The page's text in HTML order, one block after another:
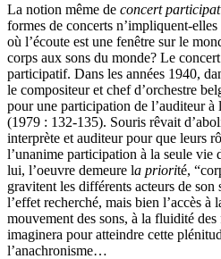
La notion même de concert
formes de concerts n’impliquent-
où l’écoute est une fenêtre sur le
corps aux sons du monde? Le
participatif. Dans les années 1940,
le compositeur et chef d’orchestre
pour une participation de l’auditeur à
(1979 : 132-135). Souris rêvait
interprète et auditeur pour que leurs
l’unanime participation à la seule vie
lui, l’oeuvre demeure la priorité,
gravitent les différents acteurs de son
l’effet recherché, mais bien l’accès à
mouvement des sons, à la fluidité
imaginera pour atteindre cette
l’anachronisme…